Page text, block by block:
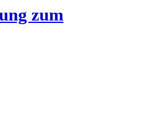
zum